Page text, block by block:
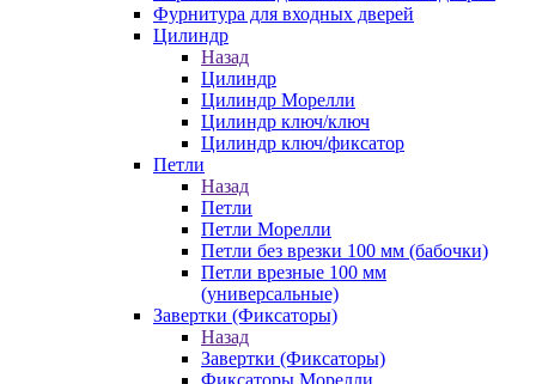
Фурнитура для входных дверей
Цилиндр
Назад
Цилиндр
Цилиндр Морелли
Цилиндр ключ/ключ
Цилиндр ключ/фиксатор
Петли
Назад
Петли
Петли Морелли
Петли без врезки 100 мм (бабочки)
Петли врезные 100 мм
(универсальные)
Завертки (Фиксаторы)
Назад
Завертки (Фиксаторы)
Фиксаторы Морелли